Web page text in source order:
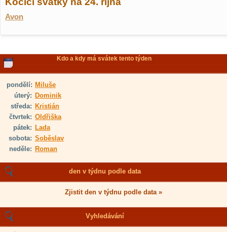
Avon
Kdo a kdy má svátek tento týden
pondělí: Miluše
úterý: Dominik
středa: Kristián
čtvrtek: Oldřiška
pátek: Lada
sobota: Soběslav
neděle: Roman
den v týdnu podle data
Zjistit den v týdnu podle data »
Vyhledávání